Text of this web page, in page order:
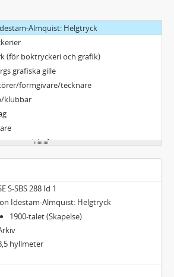
Almquist: Helgtryck
(för boktryckeri och grafik)
grafiska gille
formgivare/tecknare
klubbar
och tidskrifter
enskilda
Grafisk cirkel
S-SBS 288 Id 1
Idestam-Almquist: Helgtryck
1900-talet (Skapelse)
hyllmeter